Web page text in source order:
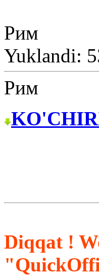
Рим
Yuklandi:
Рим
Diqqat !